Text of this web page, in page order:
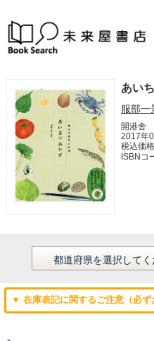
あい
服部一
開港舎
2017年
税込価
ISBNコ
▼ 在庫表記に関するご注意（必ず